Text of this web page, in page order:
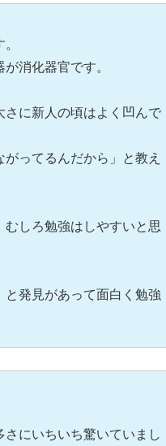
消化器官です。
に新人の頃はよく凹んで
ってるんだから」と教え
むしろ勉強はしやすいと思
発見があって面白く勉強
にいちいち驚いていまし